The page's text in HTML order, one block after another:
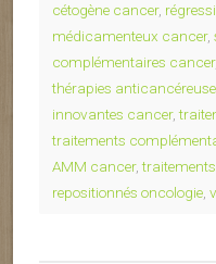
cétogène cancer,
médicamenteux cancer,
complémentaires cancer,
thérapies
innovantes cancer,
traitements
AMM cancer,
repositionnés oncologie